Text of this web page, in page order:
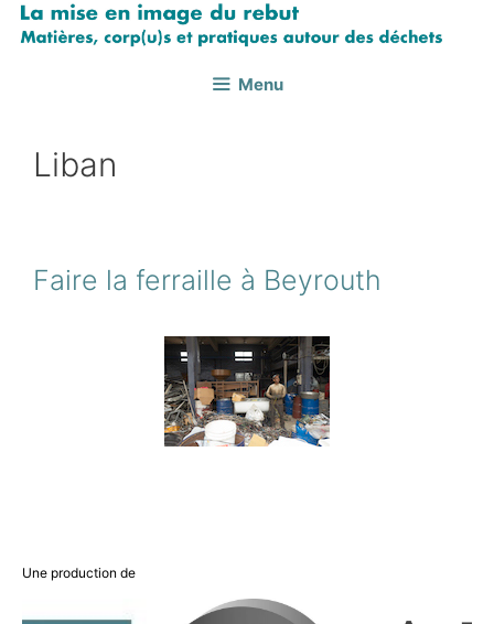
Aller
Menu
Liban
Faire la ferraille à Beyrouth
Une production de